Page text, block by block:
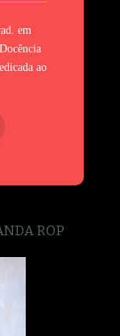
em
ao
ROP